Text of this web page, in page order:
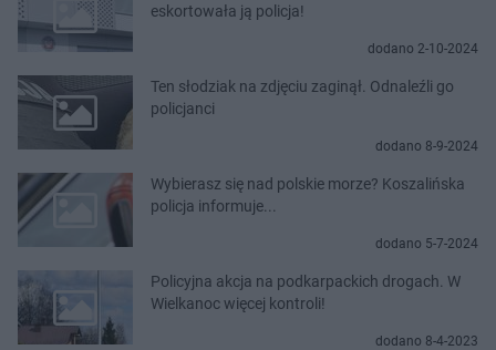
eskortowała ją policja!
dodano 2-10-2024
Ten słodziak na zdjęciu zaginął. Odnaleźli go
policjanci
dodano 8-9-2024
Wybierasz się nad polskie morze? Koszalińska
policja informuje...
dodano 5-7-2024
Policyjna akcja na podkarpackich drogach. W
Wielkanoc więcej kontroli!
dodano 8-4-2023